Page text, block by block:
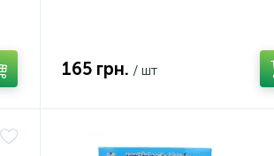
165 грн. / шт